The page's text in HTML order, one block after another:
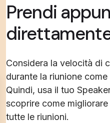
Prendi
Considera la velocità di
durante la riunione
Quindi, usa il tuo
scoprire come
tutte le riunioni.